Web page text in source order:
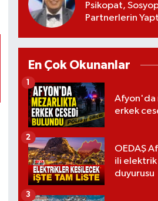
Psikopat,
Partnerlerin
En Çok Okunanlar
Afyon'da
erkek
1
OEDAŞ
ili
duyurusu
2
3